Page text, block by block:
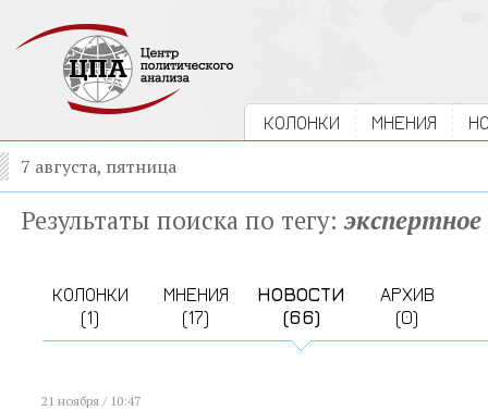
КОЛОНКИ МНЕНИЯ
7 августа, пятница
Результаты поиска по тегу:
КОЛОНКИ
(1)
МНЕНИЯ
(17)
НОВОСТИ
(66)
АРХИВ
(0)
21 ноября / 10:47